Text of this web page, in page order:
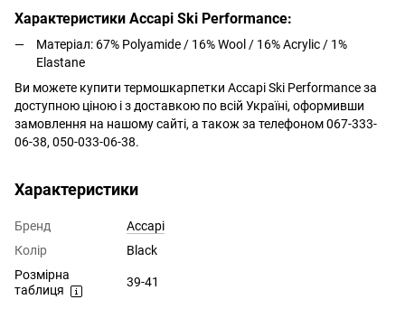
Характеристики Accapi Ski Performance:
Матеріал: 67% Polyamide / 16% Wool / 16% Acrylic / 1%
Elastane
Ви можете купити термошкарпетки Accapi Ski Performance за
доступною ціною і з доставкою по всій Україні, оформивши
замовлення на нашому сайті, а також за телефоном 067-333-
06-38, 050-033-06-38.
Характеристики
Бренд
Accapi
Колір
Black
Розмірна
таблиця
39-41